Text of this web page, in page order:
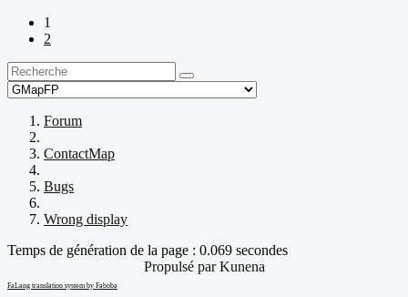
1
2
Forum
ContactMap
Bugs
Wrong display
Temps de génération de la page : 0.069 secondes
Propulsé parKunena
FaLang translation system by Faboba